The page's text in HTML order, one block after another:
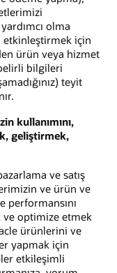
olma
için
ürün veya hizmet
bilgileri
teyit
kullanımını,
geliştirmek,
ve satış
ve ürün ve
performansını
optimize etmek
ürünlerini ve
yapmak için
etkileşimli